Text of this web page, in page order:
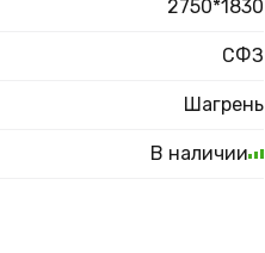
2750*1830
СФЗ
Шагрень
В наличии